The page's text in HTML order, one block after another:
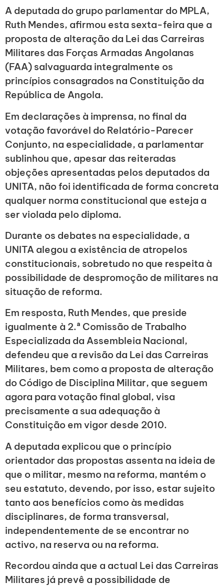
A deputada do grupo parlamentar do MPLA,
Ruth Mendes, afirmou esta sexta-feira que a
proposta de alteração da Lei das Carreiras
Militares das Forças Armadas Angolanas
(FAA) salvaguarda integralmente os
princípios consagrados na Constituição da
República de Angola.
Em declarações à imprensa, no final da
votação favorável do Relatório-Parecer
Conjunto, na especialidade, a parlamentar
sublinhou que, apesar das reiteradas
objeções apresentadas pelos deputados da
UNITA, não foi identificada de forma concreta
qualquer norma constitucional que esteja a
ser violada pelo diploma.
Durante os debates na especialidade, a
UNITA alegou a existência de atropelos
constitucionais, sobretudo no que respeita à
possibilidade de despromoção de militares na
situação de reforma.
Em resposta, Ruth Mendes, que preside
igualmente à 2.ª Comissão de Trabalho
Especializada da Assembleia Nacional,
defendeu que a revisão da Lei das Carreiras
Militares, bem como a proposta de alteração
do Código de Disciplina Militar, que seguem
agora para votação final global, visa
precisamente a sua adequação à
Constituição em vigor desde 2010.
A deputada explicou que o princípio
orientador das propostas assenta na ideia de
que o militar, mesmo na reforma, mantém o
seu estatuto, devendo, por isso, estar sujeito
tanto aos benefícios como às medidas
disciplinares, de forma transversal,
independentemente de se encontrar no
activo, na reserva ou na reforma.
Recordou ainda que a actual Lei das Carreiras
Militares já prevê a possibilidade de